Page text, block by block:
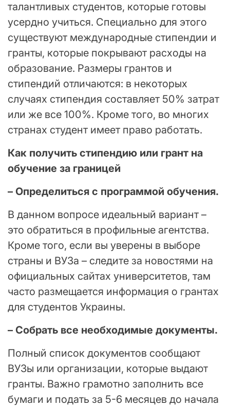
талантливых студентов, которые готовы
усердно учиться. Специально для этого
существуют международные стипендии и
гранты, которые покрывают расходы на
образование. Размеры грантов и
стипендий отличаются: в некоторых
случаях стипендия составляет 50% затрат
или же все 100%. Кроме того, во многих
странах студент имеет право работать.
Как получить стипендию или грант на
обучение за границей
– Определиться с программой обучения.
В данном вопросе идеальный вариант –
это обратиться в профильные агентства.
Кроме того, если вы уверены в выборе
страны и ВУЗа – следите за новостями на
официальных сайтах университетов, там
часто размещается информация о грантах
для студентов Украины.
– Собрать все необходимые документы.
Полный список документов сообщают
ВУЗы или организации, которые выдают
гранты. Важно грамотно заполнить все
бумаги и подать за 5-6 месяцев до начала